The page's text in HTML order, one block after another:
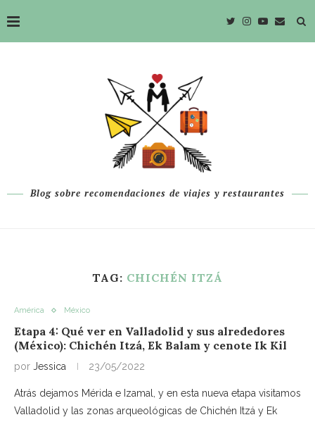
Blog sobre recomendaciones de viajes y restaurantes
TAG: CHICHÉN ITZÁ
América México
Etapa 4: Qué ver en Valladolid y sus alrededores
(México): Chichén Itzá, Ek Balam y cenote Ik Kil
por Jessica 23/05/2022
Atrás dejamos Mérida e Izamal, y en esta nueva etapa visitamos
Valladolid y las zonas arqueológicas de Chichén Itzá y Ek